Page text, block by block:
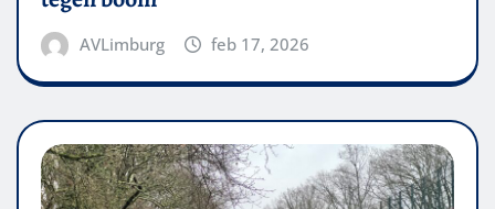
AVLimburg feb 17, 2026